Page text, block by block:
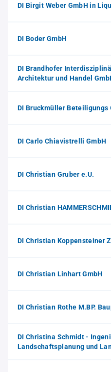
DI Birgit Weber GmbH in
DI Boder GmbH
DI Brandhofer
Architektur und Handel
DI Bruckmüller Beteiligungs
DI Carlo Chiavistrelli GmbH
DI Christian Gruber e.U.
DI Christian
DI Christian Koppensteiner
DI Christian Linhart GmbH
DI Christian Rothe M.BP.
DI Christina Schmidt -
Landschaftsplanung und